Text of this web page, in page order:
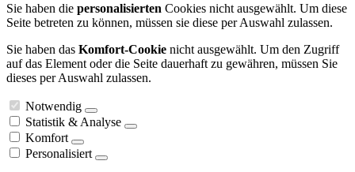
Sie haben die personalisierten Cookies nicht ausgewählt. Um diese
Seite betreten zu können, müssen sie diese per Auswahl zulassen.
Sie haben das Komfort-Cookie nicht ausgewählt. Um den Zugriff
auf das Element oder die Seite dauerhaft zu gewähren, müssen Sie
dieses per Auswahl zulassen.
Notwendig
Statistik & Analyse
Komfort
Personalisiert